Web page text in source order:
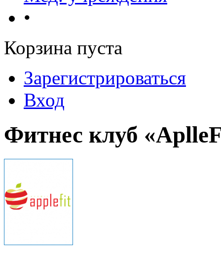
•
Корзина пуста
Зарегистрироваться
Вход
Фитнес клуб